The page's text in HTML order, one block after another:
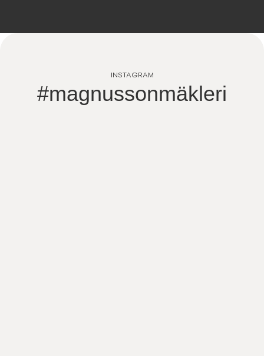
INSTAGRAM
#magnussonmäkleri